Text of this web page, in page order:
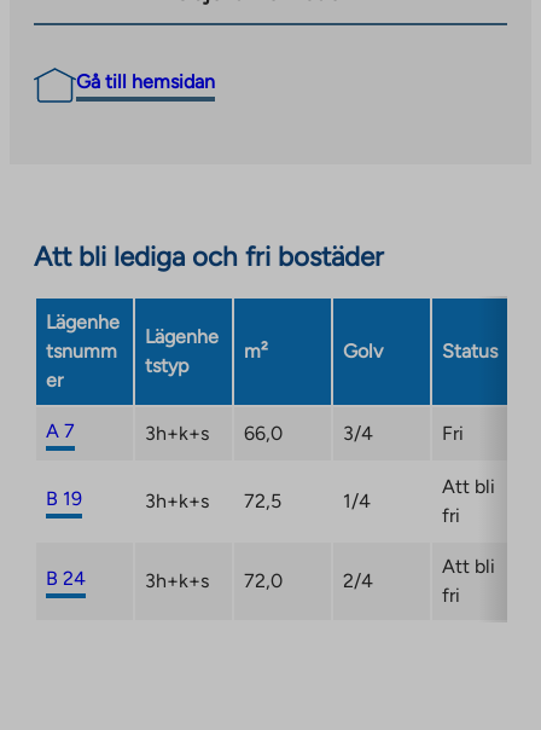
Gå till hemsidan
Att bli lediga och fri bostäder
Lägenhe
tsnumm
er
Lägenhe
tstyp
m² Golv Status
A 7 3h+k+s 66,0 3/4 Fri
B 19 3h+k+s 72,5 1/4
Att bli
fri
B 24 3h+k+s 72,0 2/4
Att bli
fri